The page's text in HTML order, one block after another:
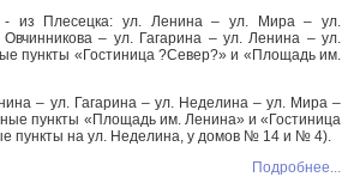
- из Плесецка: ул. Ленина – ул. Мира – ул.
Овчинникова – ул. Гагарина – ул. Ленина – ул.
пункты «Гостиница ?Север?» и «Площадь им.
– ул. Гагарина – ул. Неделина – ул. Мира –
пункты «Площадь им. Ленина» и «Гостиница
пункты на ул. Неделина, у домов № 14 и № 4).
Подробнее...